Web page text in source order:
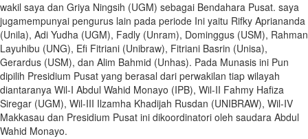
wakil saya dan Griya Ningsih (UGM) sebagai Bendahara Pusat. saya
jugamempunyai pengurus lain pada periode Ini yaitu Rifky Apriananda
(Unila), Adi Yudha (UGM), Fadly (Unram), Dominggus (USM), Rahman
Layuhibu (UNG), Efi Fitriani (Unibraw), Fitriani Basrin (Unisa),
Gerardus (USM), dan Alim Bahmid (Unhas). Pada Munasis ini Pun
dipilih Presidium Pusat yang berasal dari perwakilan tiap wilayah
diantaranya Wil-I Abdul Wahid Monayo (IPB), Wil-II Fahmy Hafiza
Siregar (UGM), Wil-III Ilzamha Khadijah Rusdan (UNIBRAW), Wil-IV
Makkasau dan Presidium Pusat ini dikoordinatori oleh saudara Abdul
Wahid Monayo.